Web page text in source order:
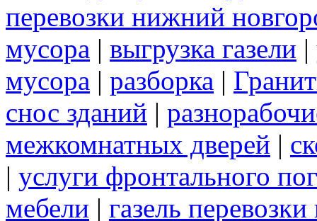
перевозки нижний
мусора | выгрузка газели |
мусора | разборка |
снос зданий |
межкомнатных дверей |
| услуги фронтального
мебели | газель